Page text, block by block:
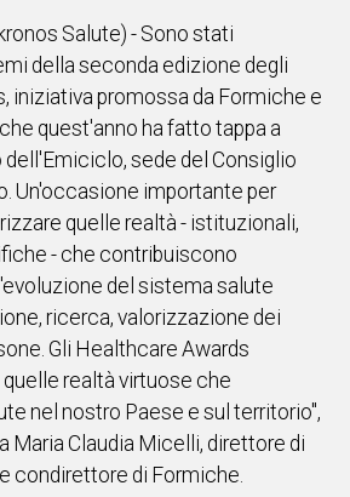
Salute) - Sono stati
della seconda edizione degli
iniziativa promossa da Formiche e
quest'anno ha fatto tappa a
dell'Emiciclo, sede del Consiglio
Un'occasione importante per
quelle realtà - istituzionali,
- che contribuiscono
del sistema salute
ricerca, valorizzazione dei
Gli Healthcare Awards
realtà virtuose che
nel nostro Paese e sul territorio",
Maria Claudia Micelli, direttore di
condirettore di Formiche.